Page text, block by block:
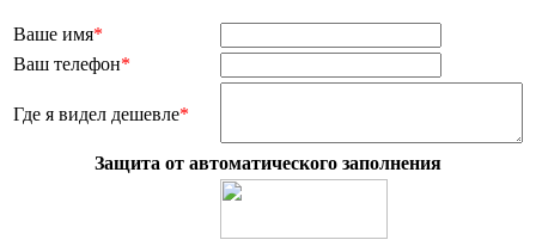
Ваше имя*
Ваш телефон*
Где я видел дешевле*
Защита от автоматического заполнения